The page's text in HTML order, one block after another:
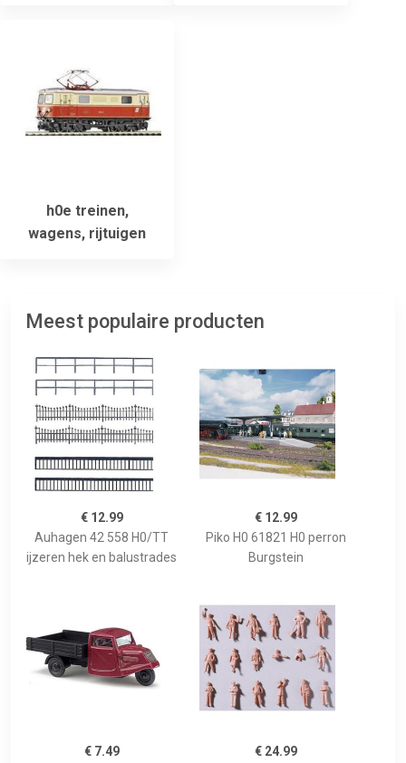
h0e treinen,
wagens, rijtuigen
Meest populaire producten
€ 12.99
Auhagen 42 558 H0/TT
ijzeren hek en balustrades
€ 12.99
Piko H0 61821 H0 perron
Burgstein
€ 7.49
€ 24.99